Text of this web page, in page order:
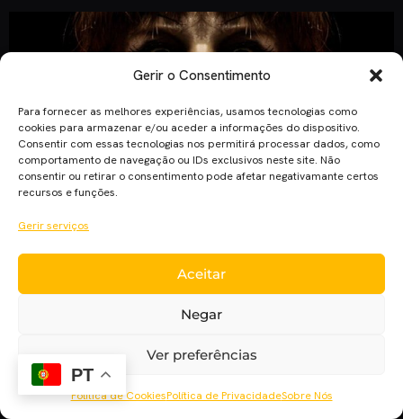
Gerir o Consentimento
Para fornecer as melhores experiências, usamos tecnologias como
cookies para armazenar e/ou aceder a informações do dispositivo.
Consentir com essas tecnologias nos permitirá processar dados, como
comportamento de navegação ou IDs exclusivos neste site. Não
consentir ou retirar o consentimento pode afetar negativamante certos
recursos e funções.
Gerir serviços
Aceitar
Negar
Ver preferências
Política de CookiesPolítica de PrivacidadeSobre Nós
2”. David F. Sandberg, cujo primeiro trabalho do realizador,
“Lights Out”, tem estreia marcada para este verão nos EUA,
foi o escolhido para realizar a sequela de “Anabelle” (2014).
e James Wan como produtores rendeu 250 milhões […]
PT